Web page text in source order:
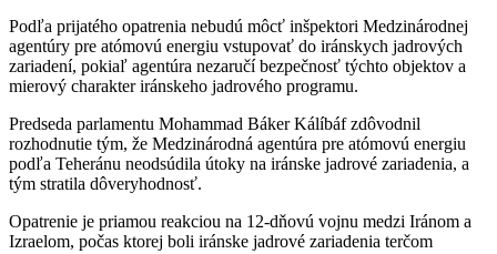
Podľa prijatého opatrenia nebudú môcť inšpektori Medzinárodnej
agentúry pre atómovú energiu vstupovať do iránskych jadrových
zariadení, pokiaľ agentúra nezaručí bezpečnosť týchto objektov a
mierový charakter iránskeho jadrového programu.
Predseda parlamentu Mohammad Báker Kálíbáf zdôvodnil
rozhodnutie tým, že Medzinárodná agentúra pre atómovú energiu
podľa Teheránu neodsúdila útoky na iránske jadrové zariadenia, a
tým stratila dôveryhodnosť.
Opatrenie je priamou reakciou na 12-dňovú vojnu medzi Iránom a
Izraelom, počas ktorej boli iránske jadrové zariadenia terčom